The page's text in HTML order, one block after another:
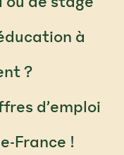
à
?
d’emploi
France !